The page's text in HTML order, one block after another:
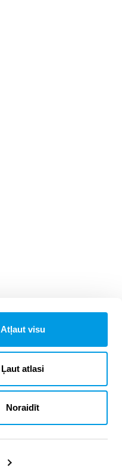
Atļaut visu
Ļaut atlasi
Noraidīt